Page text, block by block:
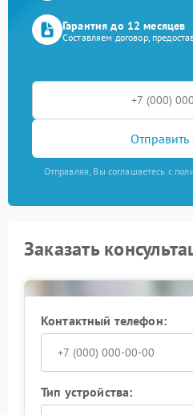
Гарантия до 12 месяцев
Составляем договор,
Отправить
Отправляя, Вы соглашаетесь с
Заказать
Контактный телефон:
Тип устройства: